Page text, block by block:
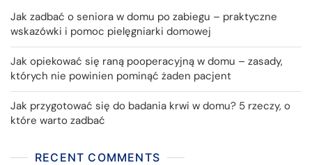
Jak zadbać o seniora w domu po zabiegu – praktyczne
wskazówki i pomoc pielęgniarki domowej
Jak opiekować się raną pooperacyjną w domu – zasady,
których nie powinien pominąć żaden pacjent
Jak przygotować się do badania krwi w domu? 5 rzeczy, o
które warto zadbać
RECENT COMMENTS